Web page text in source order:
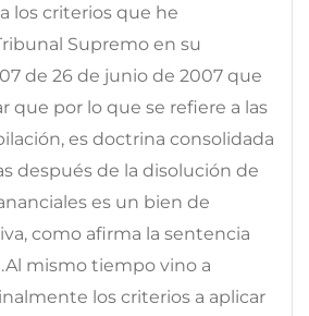
los criterios que he
Supremo en su
de 26 de junio de 2007 que
que por lo que se refiere a las
es doctrina consolidada
después de la disolución de
es un bien de
como afirma la sentencia
mismo tiempo vino a
los criterios a aplicar